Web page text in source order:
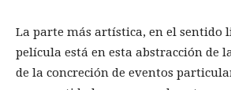
La parte más artística, en el sentido
película está en esta abstracción de
de la concreción de eventos